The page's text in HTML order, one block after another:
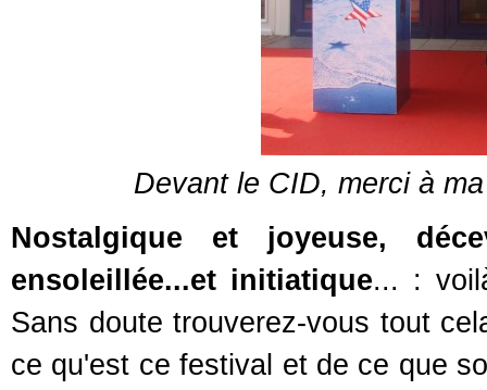
Devant le CID, merci à
Nostalgique et joyeuse,
ensoleillée...et initiatique... :
Sans doute trouverez-vous tout
ce qu'est ce festival et de ce que